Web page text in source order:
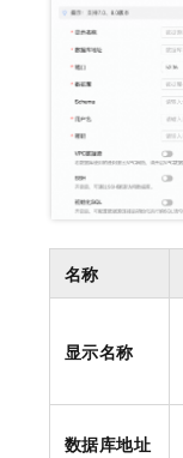
名称
显示名称
数据库地址